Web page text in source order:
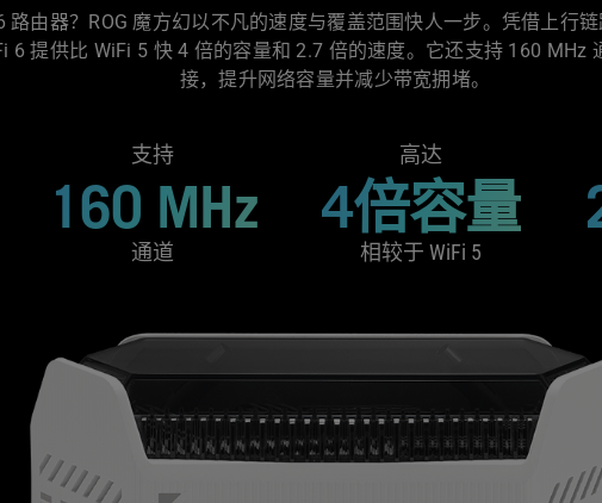
路由器？ROG 魔方幻以不凡的速度与覆盖范围快人一步。凭借上行
6 提供比 WiFi 5 快 4 倍的容量和 2.7 倍的速度。它还支持 160 MHz
接，提升网络容量并减少带宽拥堵。
支持
160 MHz
通道
高达
4倍容量
相较于 WiFi 5